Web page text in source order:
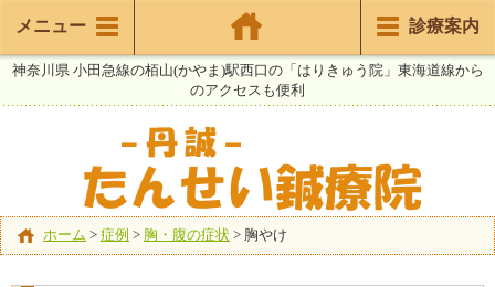
メニュー 診療案内
神奈川県 小田急線の栢山(かやま)駅西口の「はりきゅう院」東海道線から
のアクセスも便利
ホーム > 症例 > 胸・腹の症状 > 胸やけ